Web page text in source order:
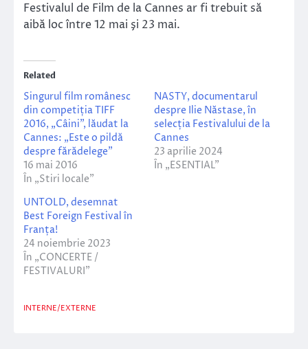
Festivalul de Film de la Cannes ar fi trebuit să
aibă loc între 12 mai şi 23 mai.
Related
Singurul film românesc
din competiția TIFF
2016, „Câini”, lăudat la
Cannes: „Este o pildă
despre fărădelege”
16 mai 2016
În „Stiri locale”
NASTY, documentarul
despre Ilie Năstase, în
selecția Festivalului de la
Cannes
23 aprilie 2024
În „ESENTIAL”
UNTOLD, desemnat
Best Foreign Festival în
Franța!
24 noiembrie 2023
În „CONCERTE /
FESTIVALURI”
INTERNE/EXTERNE